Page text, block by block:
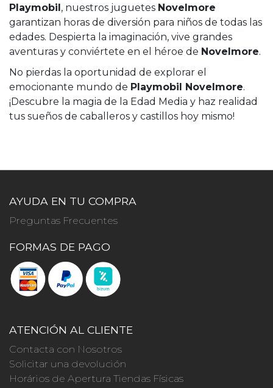
Playmobil , nuestros juguetes Novelmore
garantizan horas de diversión para niños de todas las
edades. Despierta la imaginación, vive grandes
aventuras y conviértete en el héroe de Novelmore.
No pierdas la oportunidad de explorar el
emocionante mundo de Playmobil Novelmore.
¡Descubre la magia de la Edad Media y haz realidad
tus sueños de caballeros y castillos hoy mismo!
AYUDA EN TU COMPRA
Preguntas Frecuentes
FORMAS DE PAGO
ATENCIÓN AL CLIENTE
Contacta con Nosotros
Solicitar una devolución
Horários de Apertura Tiendas Físicas